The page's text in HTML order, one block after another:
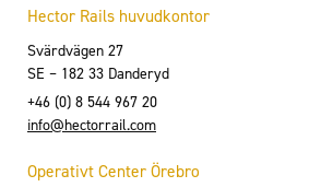
Hector Rails huvudkontor
Svärdvägen 27
SE – 182 33 Danderyd
+46 (0) 8 544 967 20
info@hectorrail.com
Operativt Center Örebro